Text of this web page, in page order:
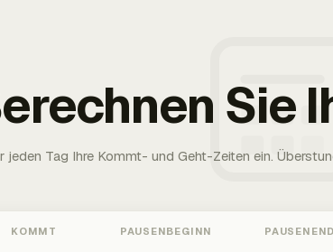
Sie
jeden Tag Ihre Kommt- und Geht-Zeiten ein.
KOMMT PAUSENBEGINN